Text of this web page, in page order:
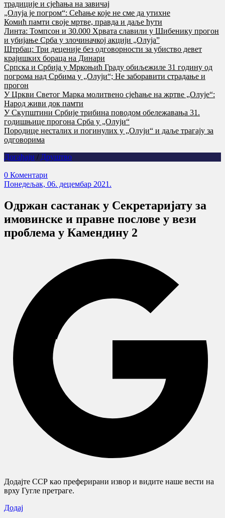
традиције и сјећања на завичај
„Олуја је погром“: Сећање које не сме да утихне
Комић памти своје мртве, правда и даље ћути
Линта: Томпсон и 30.000 Хрвата славили у Шибенику прогон
и убијање Срба у злочиначкој акцији „Олуја”
Штрбац: Три деценије без одговорности за убиство девет
крајишких бораца на Динари
Српска и Србија у Мркоњић Граду обиљежиле 31 годину од
погрома над Србима у „Олуји“; Не заборавити страдање и
прогон
У Цркви Светог Марка молитвено сјећање на жртве „Олује“:
Народ живи док памти
У Скупштини Србије трибина поводом обележавања 31.
годишњице прогона Срба у „Олуји“
Породице несталих и погинулих у „Олуји“ и даље трагају за
одговорима
Догађаји / Друштво
0 Коментари
Понедељак, 06. децембар 2021.
Oдржан састанак у Секретаријату за
имовинске и правне послове у вези
проблема у Камендину 2
Додајте ССР као преферирани извор и видите наше вести на
врху Гугле претраге.
Додај